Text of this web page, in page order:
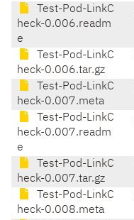
Test-Pod-LinkC
heck-0.006.readm
e
Test-Pod-LinkC
heck-0.006.tar.gz
Test-Pod-LinkC
heck-0.007.meta
Test-Pod-LinkC
heck-0.007.readm
e
Test-Pod-LinkC
heck-0.007.tar.gz
Test-Pod-LinkC
heck-0.008.meta